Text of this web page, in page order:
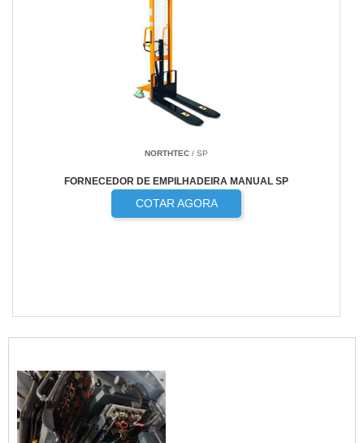
NORTHTEC / SP
FORNECEDOR DE EMPILHADEIRA MANUAL SP
COTAR AGORA